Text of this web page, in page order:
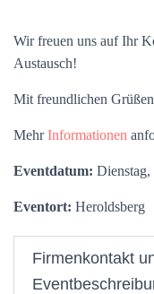
Wir freuen uns auf Ihr
Austausch!
Mit freundlichen
MehrInformationen
Eventdatum: Dienstag,
Eventort: Heroldsberg
Firmenkontakt